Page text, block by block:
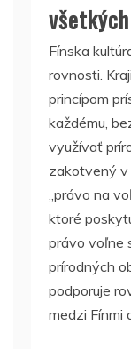
všetkých
Fínska
rovnosti.
princípom
každému,
využívať
zakotvený v
„právo na
ktoré
právo voľne
prírodných
podporuje
medzi Fínmi